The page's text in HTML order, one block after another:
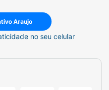
Araujo
no seu celular